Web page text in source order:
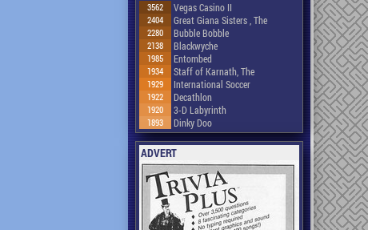
3562 Vegas Casino II
2404 Great Giana Sisters , The
2280 Bubble Bobble
2138 Blackwyche
1985 Entombed
1934 Staff of Karnath, The
1929 International Soccer
1922 Decathlon
1920 3-D Labyrinth
1893 Dinky Doo
ADVERT